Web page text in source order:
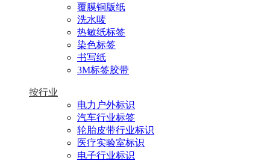
覆膜铜版纸
洗水唛
热敏纸标签
染色标签
书写纸
3M标签胶带
按行业
电力户外标识
汽车行业标签
轮胎皮带行业标识
医疗实验室标识
电子行业标识